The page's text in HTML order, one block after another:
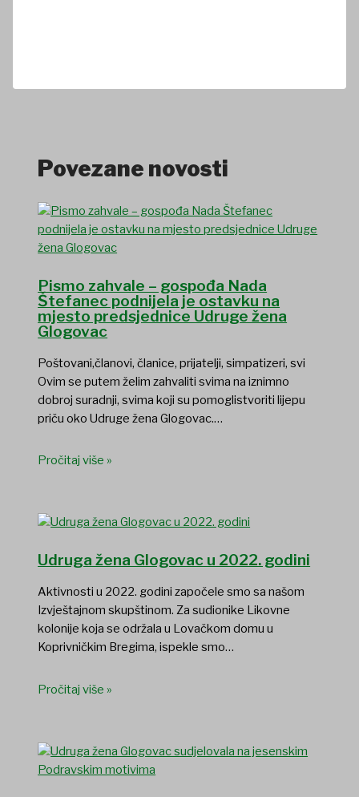
Povezane novosti
Pismo zahvale – gospođa Nada
Štefanec podnijela je ostavku na
mjesto predsjednice Udruge žena
Glogovac
Poštovani,članovi, članice, prijatelji, simpatizeri, svi
Ovim se putem želim zahvaliti svima na iznimno
dobroj suradnji, svima koji su pomoglistvoriti lijepu
priču oko Udruge žena Glogovac.…
Pročitaj više »
Udruga žena Glogovac u 2022. godini
Aktivnosti u 2022. godini započele smo sa našom
Izvještajnom skupštinom. Za sudionike Likovne
kolonije koja se održala u Lovačkom domu u
Koprivničkim Bregima, ispekle smo…
Pročitaj više »